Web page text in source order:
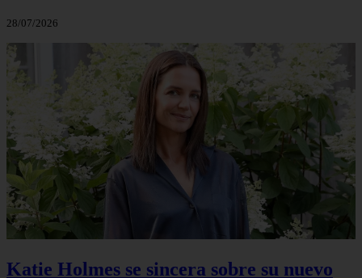
28/07/2026
Katie Holmes se sincera sobre su nuevo